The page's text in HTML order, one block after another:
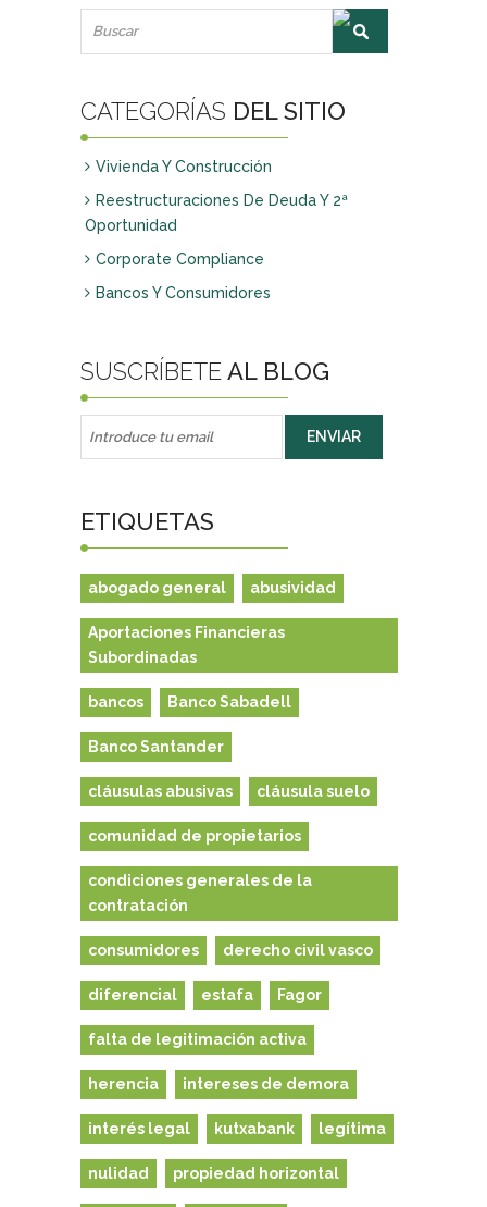
FAMILIA Y SUCESIONES
Incapacitaciones
Sucesiones
Delitos de empresa
Delitos de particulares
CATEGORÍAS DEL SITIO
Vivienda Y Construcción
Reestructuraciones De Deuda Y 2ª
Oportunidad
Corporate Compliance
Bancos Y Consumidores
SUSCRÍBETE AL BLOG
ETIQUETAS
abogado general abusividad
Aportaciones Financieras
Subordinadas
bancos Banco Sabadell
Banco Santander
cláusulas abusivas cláusula suelo
comunidad de propietarios
condiciones generales de la
contratación
consumidores derecho civil vasco
diferencial estafa Fagor
falta de legitimación activa
herencia intereses de demora
interés legal kutxabank legítima
nulidad propiedad horizontal